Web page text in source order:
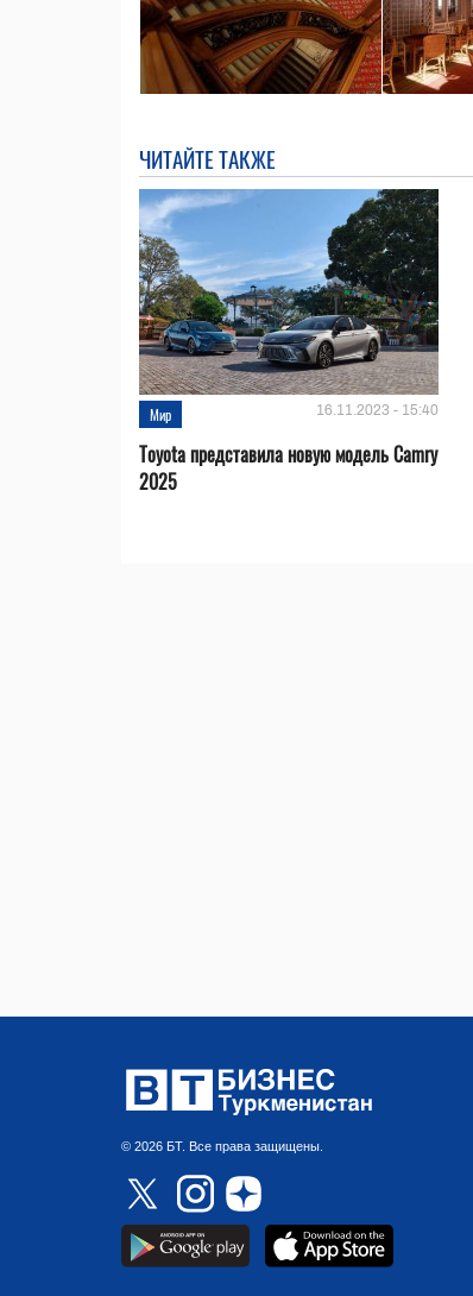
ЧИТАЙТЕ ТАКЖЕ
Мир 16.11.2023 - 15:40
Toyota представила новую модель Camry
2025
© 2026 БТ. Все права защищены.